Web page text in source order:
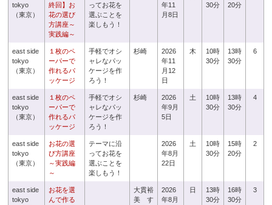
tokyo
（東京）
終回】お
花の選び
方講座～
実践編～
ってお花を
選ぶことを
楽しもう！
年11
月8日
30分
20分
east side
tokyo
（東京）
１枚のペ
ーパーで
作れるパ
ッケージ
手軽でオシ
ャレなパッ
ケージを作
ろう！
杉崎
2026
年11
月12
日
木
10時
30分
13時
30分
6
east side
tokyo
（東京）
１枚のペ
ーパーで
作れるパ
ッケージ
手軽でオシ
ャレなパッ
ケージを作
ろう！
杉崎
2026
年9月
5日
土
10時
30分
13時
30分
4
east side
tokyo
（東京）
お花の選
び方講座
～実践編
～
テーマに沿
ってお花を
選ぶことを
楽しもう！
2026
年8月
22日
土
10時
30分
15時
20分
2
east side
tokyo
お花を選
んで作る
大貫裕
美 す
2026
年8月
日
13時
30分
16時
30分
3